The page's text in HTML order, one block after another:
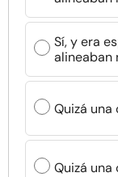
Sí, y era
alineaban
Quizá una
Quizá una